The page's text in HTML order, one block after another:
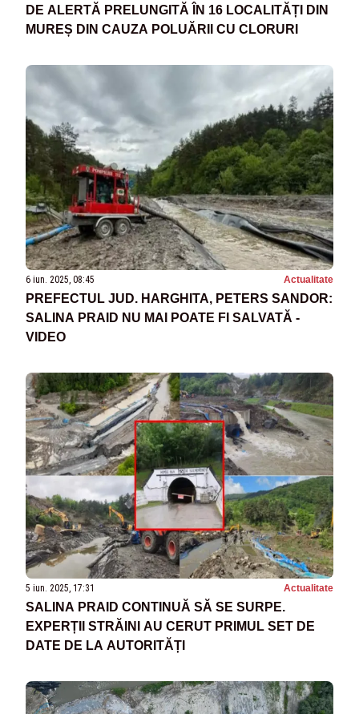
DE ALERTĂ PRELUNGITĂ ÎN 16 LOCALITĂȚI DIN
MUREȘ DIN CAUZA POLUĂRII CU CLORURI
6 iun. 2025, 08:45 Actualitate
PREFECTUL JUD. HARGHITA, PETERS SANDOR:
SALINA PRAID NU MAI POATE FI SALVATĂ -
VIDEO
5 iun. 2025, 17:31 Actualitate
SALINA PRAID CONTINUĂ SĂ SE SURPE.
EXPERȚII STRĂINI AU CERUT PRIMUL SET DE
DATE DE LA AUTORITĂȚI